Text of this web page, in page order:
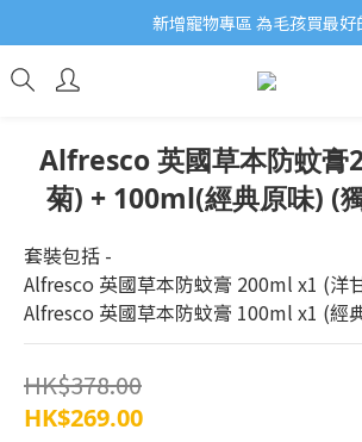
歡迎瀏覽ECCB個人護理專家 嚴選
新增寵物專區 為毛孩買最好
歡迎瀏覽ECCB個人護理專家 嚴
Alfresco 英國草本防蚊膏
菊) + 100ml(經典原味) (
套裝包括 -
Alfresco 英國草本防蚊膏 200ml x1 (洋
Alfresco 英國草本防蚊膏 100ml x1 (經
HK$378.00
HK$269.00